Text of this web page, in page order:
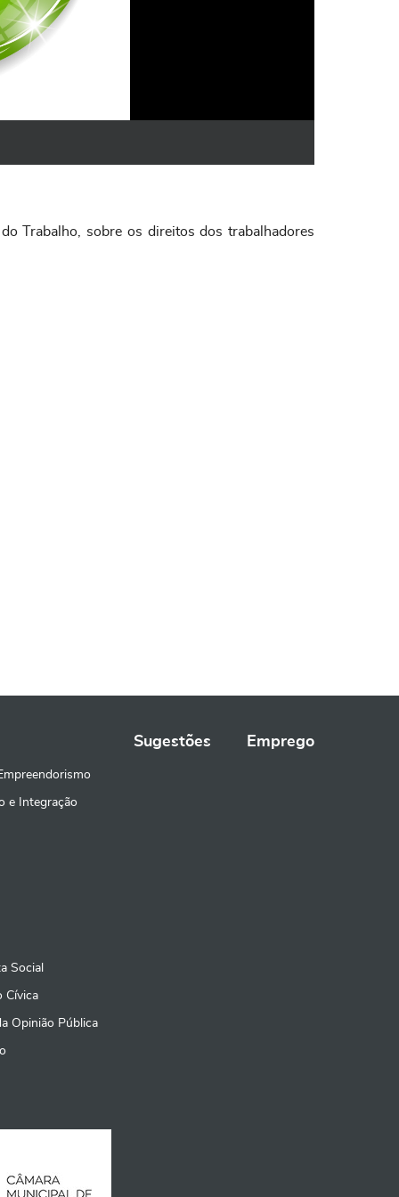
Trabalho, sobre os direitos dos trabalhadores
e Integração
Social
Cívica
Opinião Pública
Sugestões Emprego